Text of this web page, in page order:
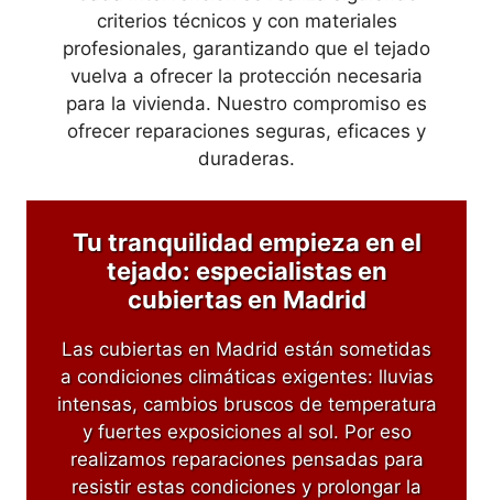
criterios técnicos y con materiales
profesionales, garantizando que el tejado
vuelva a ofrecer la protección necesaria
para la vivienda. Nuestro compromiso es
ofrecer reparaciones seguras, eficaces y
duraderas.
Tu tranquilidad empieza en el
tejado: especialistas en
cubiertas en Madrid
Las cubiertas en Madrid están sometidas
a condiciones climáticas exigentes: lluvias
intensas, cambios bruscos de temperatura
y fuertes exposiciones al sol. Por eso
realizamos reparaciones pensadas para
resistir estas condiciones y prolongar la